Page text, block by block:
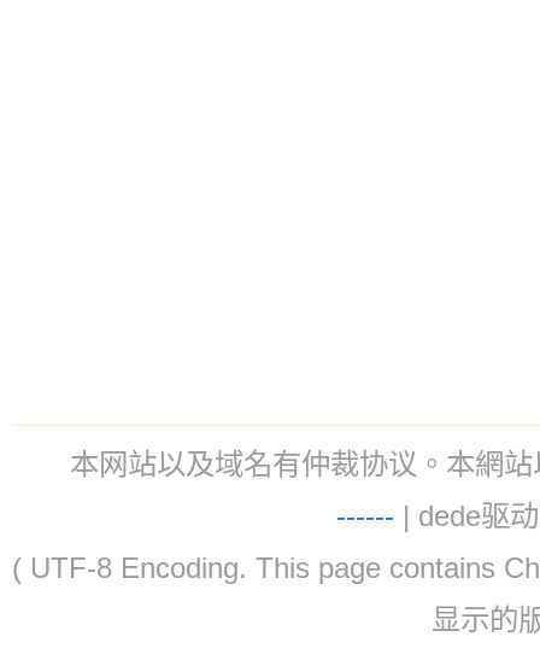
本网站以及域名有仲裁协议。本網
------ | dede驱
( UTF-8 Encoding. This page contains
显示的